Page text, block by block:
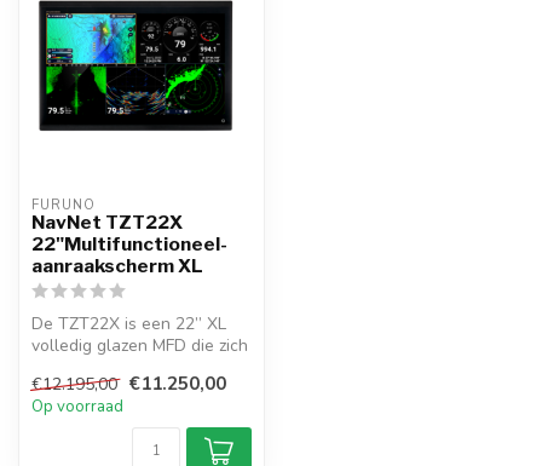
FURUNO
NavNet TZT22X
22"Multifunctioneel-
aanraakscherm XL
De TZT22X is een 22” XL
volledig glazen MFD die zich
netwerkconnectivit...
€12.195,00 €11.250,00
Op voorraad